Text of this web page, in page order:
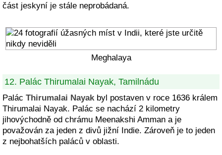
část jeskyní je stále neprobádaná.
Meghalaya
12. Palác Thirumalai Nayak, Tamilnádu
Palác Thirumalai Nayakbyl postaven v roce 1636 králem
Thirumalai Nayak. Palác se nachází 2 kilometry
jihovýchodně od chrámu Meenakshi Amman a je
považován za jeden z divů jižní Indie. Zároveň je to jeden
z nejbohatších paláců v oblasti.